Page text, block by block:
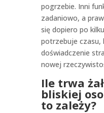
pogrzebie. Inni
zadaniowo, a
się dopiero po
potrzebuje czasu,
doświadczenie
nowej
Ile trwa
bliskiej
to zależy?